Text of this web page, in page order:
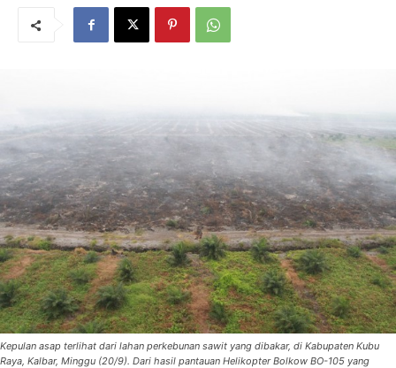
Kepulan asap terlihat dari lahan perkebunan sawit yang dibakar, di Kabupaten Kubu
Raya, Kalbar, Minggu (20/9). Dari hasil pantauan Helikopter Bolkow BO-105 yang